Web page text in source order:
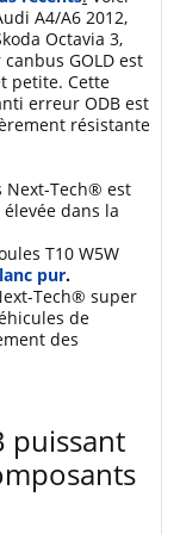
A4/A6 2012,
Octavia 3,
canbus GOLD est
petite. Cette
erreur ODB est
résistante
Next-Tech® est
dans la
T10 W5W
pur.
Tech® super
de
des
puissant